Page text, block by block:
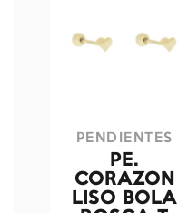
PENDIENTES
PE.
CORAZON
LISO BOLA